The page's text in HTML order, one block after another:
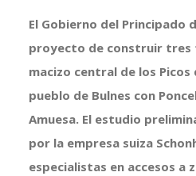
El Gobierno del Principado
proyecto de construir tres
macizo central de los Picos
pueblo de Bulnes con
Amuesa. El estudio
por la empresa suiza
especialistas en accesos a